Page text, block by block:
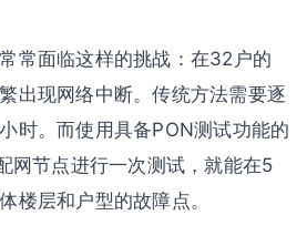
常面临这样的挑战：在32户的
出现网络中断。传统方法需要逐
时。而使用具备PON测试功能的
网节点进行一次测试，就能在5
楼层和户型的故障点。